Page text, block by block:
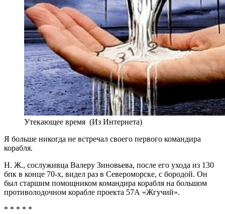
Утекающее время (Из Интернета)
Я больше никогда не встречал своего первого командира
корабля.
Н. Ж., сослуживца Валеру Зиновьева, после его ухода из 130
бпк в конце 70-х, видел раз в Североморске, с бородой. Он
был старшим помощником командира корабля на большом
противолодочном корабле проекта 57А «Жгучий».
* * * * *